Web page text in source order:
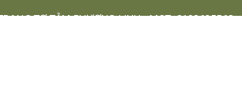
TƠ TẰM PHƯƠNG LINH - MST: 0108625568